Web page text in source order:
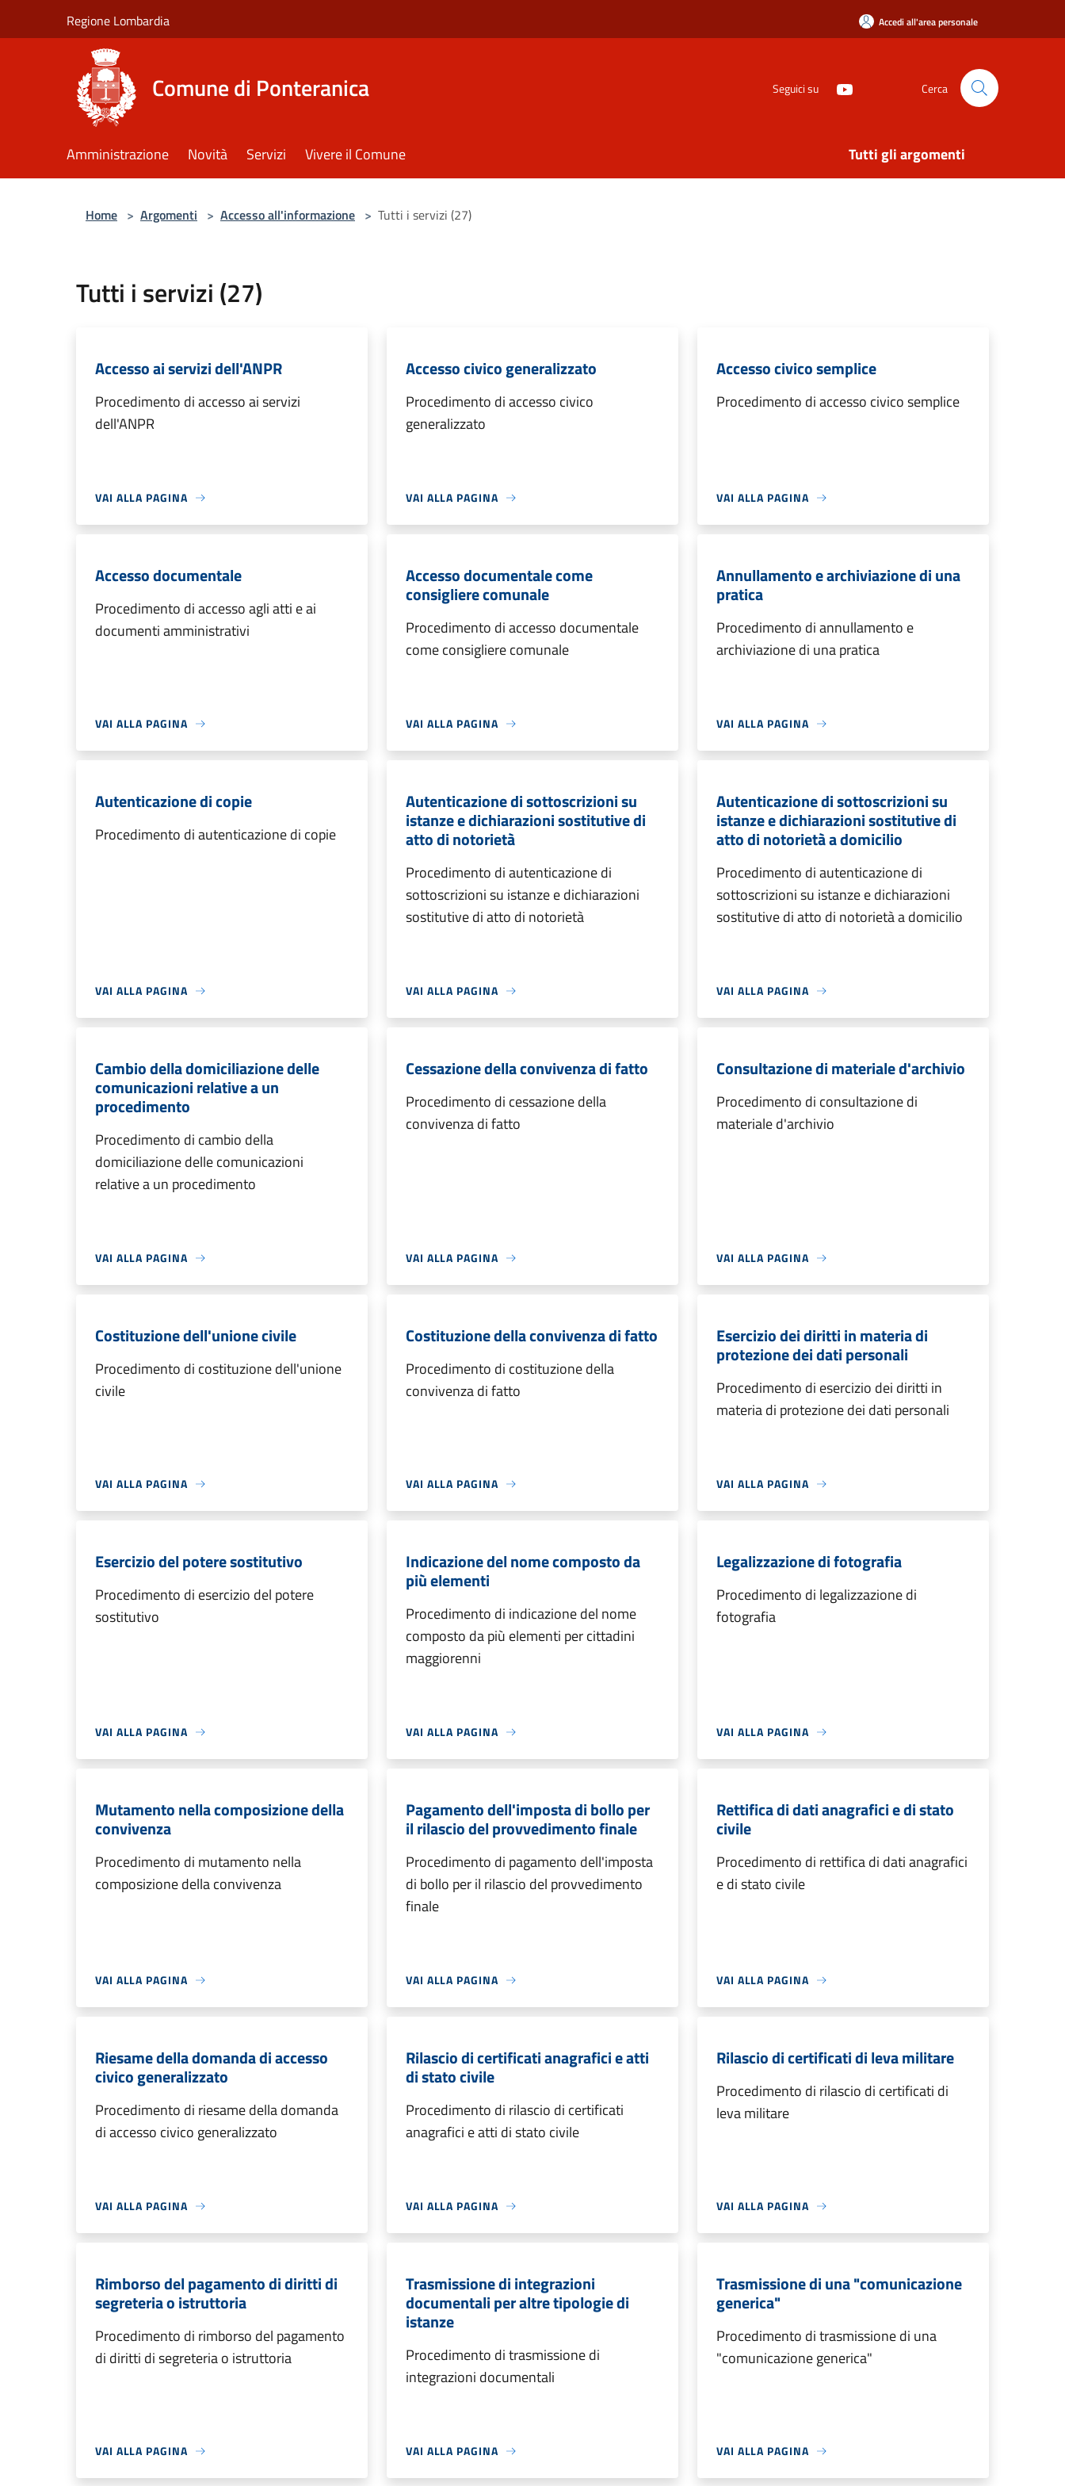
Regione Lombardia Accedi all'area personale
Comune di Ponteranica Seguici su Cerca
Amministrazione Novità Servizi Vivere il Comune Tutti gli argomenti
Home > Argomenti > Accesso all'informazione > Tutti i servizi (27)
Tutti i servizi (27)
Accesso ai servizi dell'ANPR
Procedimento di accesso ai servizi
dell'ANPR
VAI ALLA PAGINA
Accesso civico generalizzato
Procedimento di accesso civico
generalizzato
VAI ALLA PAGINA
Accesso civico semplice
Procedimento di accesso civico semplice
VAI ALLA PAGINA
Accesso documentale
Procedimento di accesso agli atti e ai
documenti amministrativi
VAI ALLA PAGINA
Accesso documentale come
consigliere comunale
Procedimento di accesso documentale
come consigliere comunale
VAI ALLA PAGINA
Annullamento e archiviazione di una
pratica
Procedimento di annullamento e
archiviazione di una pratica
VAI ALLA PAGINA
Autenticazione di copie
Procedimento di autenticazione di copie
VAI ALLA PAGINA
Autenticazione di sottoscrizioni su
istanze e dichiarazioni sostitutive di
atto di notorietà
Procedimento di autenticazione di
sottoscrizioni su istanze e dichiarazioni
sostitutive di atto di notorietà
VAI ALLA PAGINA
Autenticazione di sottoscrizioni su
istanze e dichiarazioni sostitutive di
atto di notorietà a domicilio
Procedimento di autenticazione di
sottoscrizioni su istanze e dichiarazioni
sostitutive di atto di notorietà a domicilio
VAI ALLA PAGINA
Cambio della domiciliazione delle
comunicazioni relative a un
procedimento
Procedimento di cambio della
domiciliazione delle comunicazioni
relative a un procedimento
VAI ALLA PAGINA
Cessazione della convivenza di fatto
Procedimento di cessazione della
convivenza di fatto
VAI ALLA PAGINA
Consultazione di materiale d'archivio
Procedimento di consultazione di
materiale d'archivio
VAI ALLA PAGINA
Costituzione dell'unione civile
Procedimento di costituzione dell'unione
civile
VAI ALLA PAGINA
Costituzione della convivenza di fatto
Procedimento di costituzione della
convivenza di fatto
VAI ALLA PAGINA
Esercizio dei diritti in materia di
protezione dei dati personali
Procedimento di esercizio dei diritti in
materia di protezione dei dati personali
VAI ALLA PAGINA
Esercizio del potere sostitutivo
Procedimento di esercizio del potere
sostitutivo
VAI ALLA PAGINA
Indicazione del nome composto da
più elementi
Procedimento di indicazione del nome
composto da più elementi per cittadini
maggiorenni
VAI ALLA PAGINA
Legalizzazione di fotografia
Procedimento di legalizzazione di
fotografia
VAI ALLA PAGINA
Mutamento nella composizione della
convivenza
Procedimento di mutamento nella
composizione della convivenza
VAI ALLA PAGINA
Pagamento dell'imposta di bollo per
il rilascio del provvedimento finale
Procedimento di pagamento dell'imposta
di bollo per il rilascio del provvedimento
finale
VAI ALLA PAGINA
Rettifica di dati anagrafici e di stato
civile
Procedimento di rettifica di dati anagrafici
e di stato civile
VAI ALLA PAGINA
Riesame della domanda di accesso
civico generalizzato
Procedimento di riesame della domanda
di accesso civico generalizzato
VAI ALLA PAGINA
Rilascio di certificati anagrafici e atti
di stato civile
Procedimento di rilascio di certificati
anagrafici e atti di stato civile
VAI ALLA PAGINA
Rilascio di certificati di leva militare
Procedimento di rilascio di certificati di
leva militare
VAI ALLA PAGINA
Rimborso del pagamento di diritti di
segreteria o istruttoria
Procedimento di rimborso del pagamento
di diritti di segreteria o istruttoria
VAI ALLA PAGINA
Trasmissione di integrazioni
documentali per altre tipologie di
istanze
Procedimento di trasmissione di
integrazioni documentali
VAI ALLA PAGINA
Trasmissione di una "comunicazione
generica"
Procedimento di trasmissione di una
"comunicazione generica"
VAI ALLA PAGINA